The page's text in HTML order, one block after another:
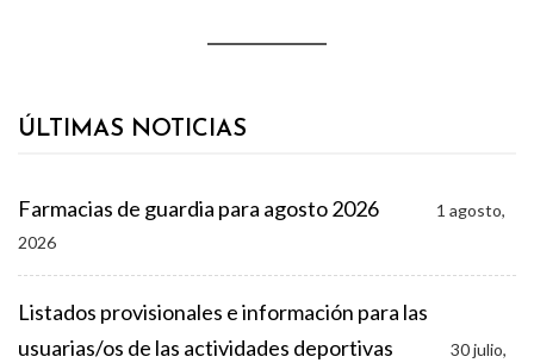
ÚLTIMAS NOTICIAS
Farmacias de guardia para agosto 2026
1 agosto,
2026
Listados provisionales e información para las
usuarias/os de las actividades deportivas
30 julio,